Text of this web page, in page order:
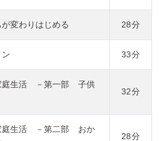
変わりはじめる 28分
33分
庭生活 －第一部 子供
32分
庭生活 －第二部 おか
28分